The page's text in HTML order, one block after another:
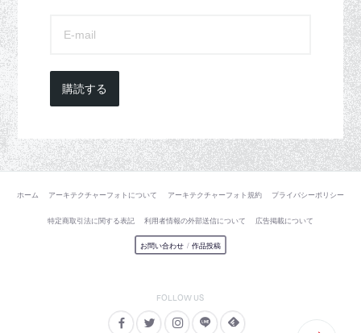
購読する
ホーム アーキテクチャーフォトについて アーキテクチャーフォト規約 プライバシーポリシー
特定商取引法に関する表記 利用者情報の外部送信について 広告掲載について
お問い合わせ / 作品投稿